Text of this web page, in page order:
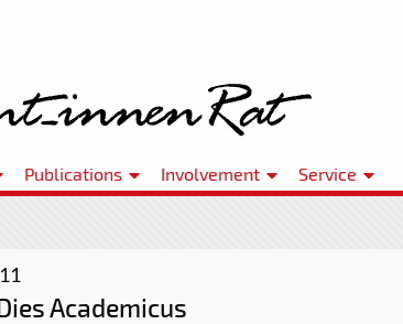
Publications Involvement Service
Academicus